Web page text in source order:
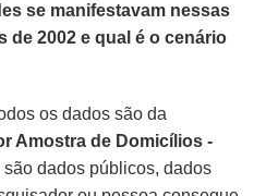
se manifestavam nessas
de 2002 e qual é o cenário
os dados são da
Amostra de Domicílios -
são dados públicos, dados